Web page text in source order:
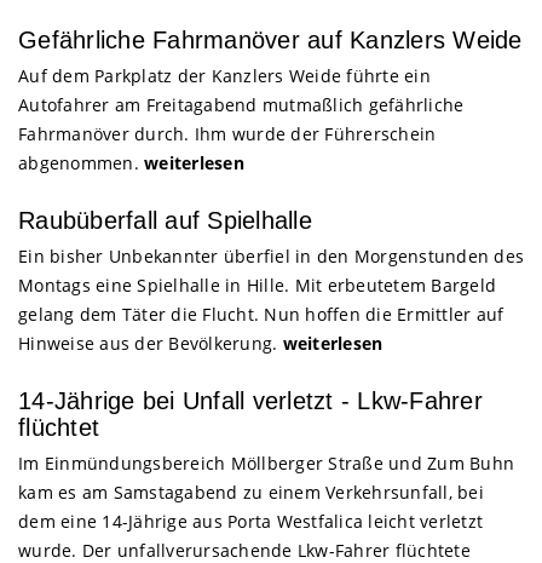
Gefährliche Fahrmanöver auf Kanzlers Weide
Auf dem Parkplatz der Kanzlers Weide führte ein
Autofahrer am Freitagabend mutmaßlich gefährliche
Fahrmanöver durch. Ihm wurde der Führerschein
abgenommen. weiterlesen
Raubüberfall auf Spielhalle
Ein bisher Unbekannter überfiel in den Morgenstunden des
Montags eine Spielhalle in Hille. Mit erbeutetem Bargeld
gelang dem Täter die Flucht. Nun hoffen die Ermittler auf
Hinweise aus der Bevölkerung. weiterlesen
14-Jährige bei Unfall verletzt - Lkw-Fahrer
flüchtet
Im Einmündungsbereich Möllberger Straße und Zum Buhn
kam es am Samstagabend zu einem Verkehrsunfall, bei
dem eine 14-Jährige aus Porta Westfalica leicht verletzt
wurde. Der unfallverursachende Lkw-Fahrer flüchtete